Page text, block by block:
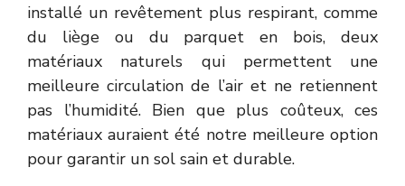
installé un revêtement plus respirant, comme
du liège ou du parquet en bois, deux
matériaux naturels qui permettent une
meilleure circulation de l’air et ne retiennent
pas l’humidité. Bien que plus coûteux, ces
matériaux auraient été notre meilleure option
pour garantir un sol sain et durable.